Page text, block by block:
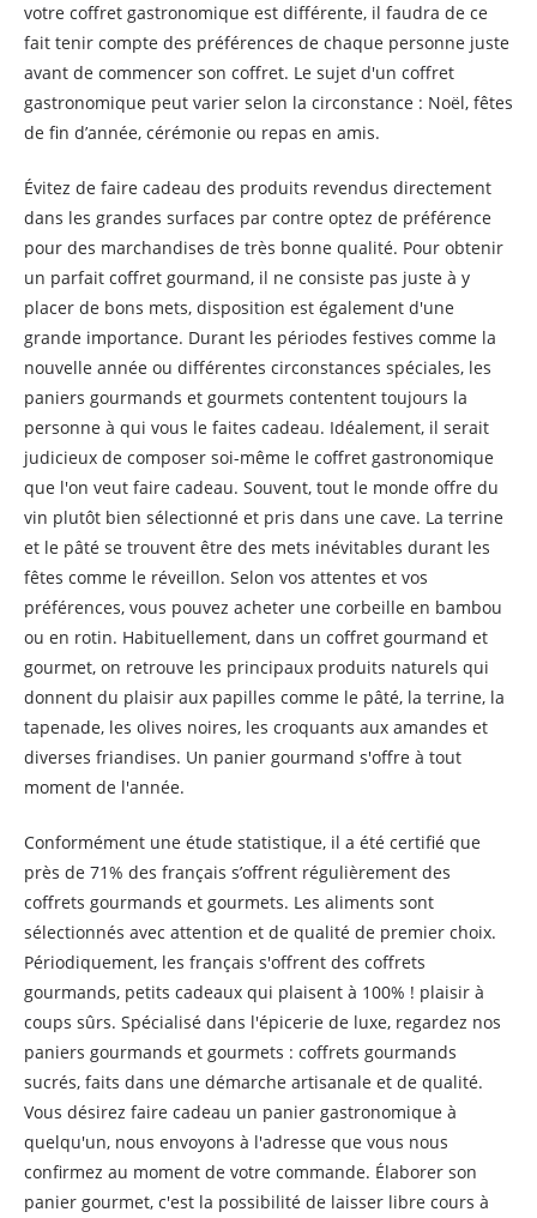
votre coffret gastronomique est différente, il faudra de ce
fait tenir compte des préférences de chaque personne juste
avant de commencer son coffret. Le sujet d'un coffret
gastronomique peut varier selon la circonstance : Noël, fêtes
de fin d’année, cérémonie ou repas en amis.
Évitez de faire cadeau des produits revendus directement
dans les grandes surfaces par contre optez de préférence
pour des marchandises de très bonne qualité. Pour obtenir
un parfait coffret gourmand, il ne consiste pas juste à y
placer de bons mets, disposition est également d'une
grande importance. Durant les périodes festives comme la
nouvelle année ou différentes circonstances spéciales, les
paniers gourmands et gourmets contentent toujours la
personne à qui vous le faites cadeau. Idéalement, il serait
judicieux de composer soi-même le coffret gastronomique
que l'on veut faire cadeau. Souvent, tout le monde offre du
vin plutôt bien sélectionné et pris dans une cave. La terrine
et le pâté se trouvent être des mets inévitables durant les
fêtes comme le réveillon. Selon vos attentes et vos
préférences, vous pouvez acheter une corbeille en bambou
ou en rotin. Habituellement, dans un coffret gourmand et
gourmet, on retrouve les principaux produits naturels qui
donnent du plaisir aux papilles comme le pâté, la terrine, la
tapenade, les olives noires, les croquants aux amandes et
diverses friandises. Un panier gourmand s'offre à tout
moment de l'année.
Conformément une étude statistique, il a été certifié que
près de 71% des français s’offrent régulièrement des
coffrets gourmands et gourmets. Les aliments sont
sélectionnés avec attention et de qualité de premier choix.
Périodiquement, les français s'offrent des coffrets
gourmands, petits cadeaux qui plaisent à 100% ! plaisir à
coups sûrs. Spécialisé dans l'épicerie de luxe, regardez nos
paniers gourmands et gourmets : coffrets gourmands
sucrés, faits dans une démarche artisanale et de qualité.
Vous désirez faire cadeau un panier gastronomique à
quelqu'un, nous envoyons à l'adresse que vous nous
confirmez au moment de votre commande. Élaborer son
panier gourmet, c'est la possibilité de laisser libre cours à